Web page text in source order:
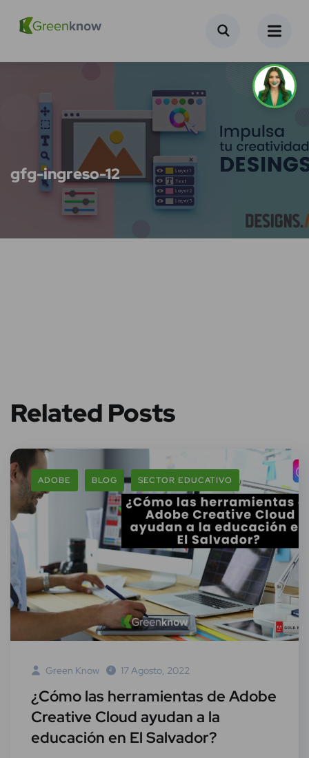
gfg-ingreso-12
Related Posts
ADOBE BLOG SECTOR EDUCATIVO
Green Know 17 Agosto, 2022
¿Cómo las herramientas de Adobe
Creative Cloud ayudan a la
educación en El Salvador?